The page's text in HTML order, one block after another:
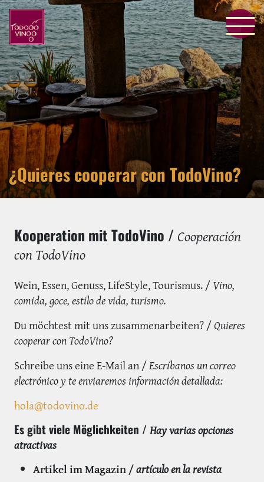
¿Quieres cooperar con TodoVino?
Kooperation mit TodoVino / Cooperación
con TodoVino
Wein, Essen, Genuss, LifeStyle, Tourismus. /Vino,
comida, goce, estilo de vida, turismo.
Du möchtest mit uns zusammenarbeiten? /Quieres
cooperar con TodoVino?
Schreibe uns eine E-Mail an /Escríbanos un correo
electrónico y te enviaremos información detallada:
hola@todovino.de
Es gibt viele Möglichkeiten / Hay varias opciones
atractivas
Artikel im Magazin /artículo en la revista